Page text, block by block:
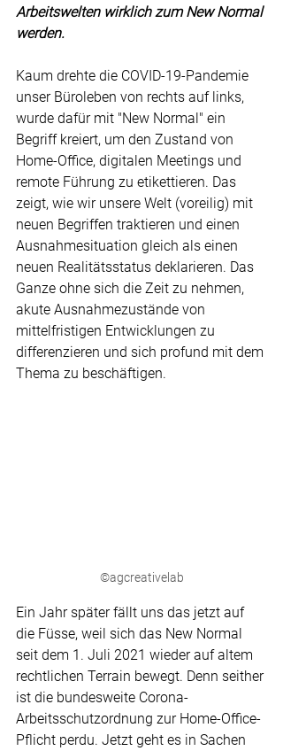
Arbeitswelten wirklich zum New Normal
werden.
Kaum drehte die COVID-19-Pandemie
unser Büroleben von rechts auf links,
wurde dafür mit "New Normal" ein
Begriff kreiert, um den Zustand von
Home-Office, digitalen Meetings und
remote Führung zu etikettieren. Das
zeigt, wie wir unsere Welt (voreilig) mit
neuen Begriffen traktieren und einen
Ausnahmesituation gleich als einen
neuen Realitätsstatus deklarieren. Das
Ganze ohne sich die Zeit zu nehmen,
akute Ausnahmezustände von
mittelfristigen Entwicklungen zu
differenzieren und sich profund mit dem
Thema zu beschäftigen.
©agcreativelab
Ein Jahr später fällt uns das jetzt auf
die Füsse, weil sich das New Normal
seit dem 1. Juli 2021 wieder auf altem
rechtlichen Terrain bewegt. Denn seither
ist die bundesweite Corona-
Arbeitsschutzordnung zur Home-Office-
Pflicht perdu. Jetzt geht es in Sachen